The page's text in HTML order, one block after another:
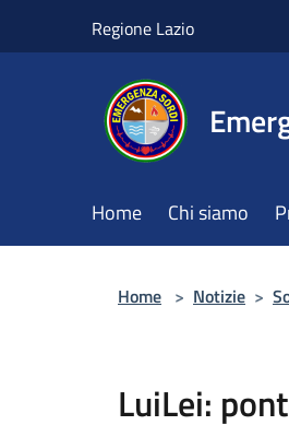
Regione Lazio
Home Chi siamo
Home > Notizie >
LuiLei: